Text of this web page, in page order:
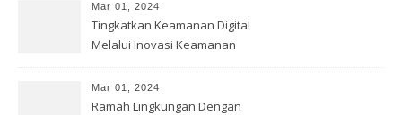
Mar 01, 2024
Tingkatkan Keamanan Digital
Melalui Inovasi Keamanan
Mar 01, 2024
Ramah Lingkungan Dengan